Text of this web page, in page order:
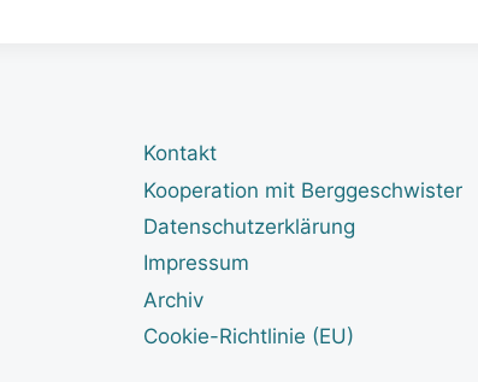
Kontakt
Kooperation mit Berggeschwister
Datenschutzerklärung
Impressum
Archiv
Cookie-Richtlinie (EU)